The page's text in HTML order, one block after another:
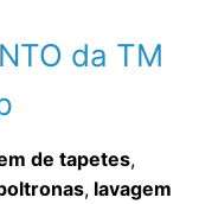
da TM
de tapetes,
, lavagem